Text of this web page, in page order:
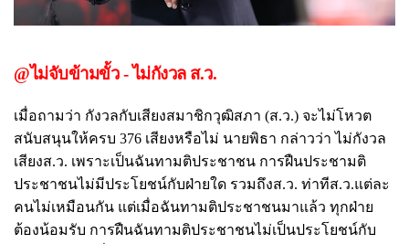
@ไม่จับข้ามขั้ว - ไม่กังวล ส.ว.
เมื่อถามว่า กังวลกับเสียงสมาชิกวุฒิสภา (ส.ว.) จะไม่โหวต
สนับสนุนให้ครบ 376 เสียงหรือไม่ นายพิธา กล่าวว่า ไม่กังวล
เสียงส.ว. เพราะเป็นฉันทามติประชาชน การฝืนประชามติ
ประชาชนไม่มีประโยชน์กับฝ่ายใด รวมถึงส.ว. ท่าทีส.ว.แต่ละ
คนไม่เหมือนกัน แต่เมื่อฉันทามติประชาชนมาแล้ว ทุกฝ่าย
ต้องน้อมรับ การฝืนฉันทามติประชาชนไม่เป็นประโยชน์กับ